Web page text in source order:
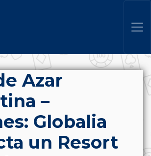
Azar
–
Globalia
un Resort